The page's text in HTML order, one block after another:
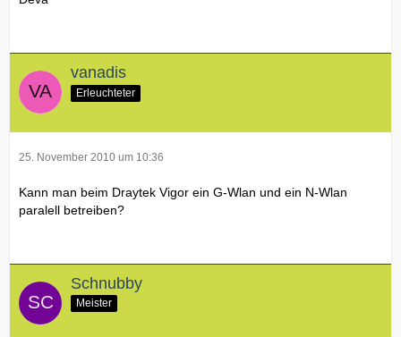
vanadis
Erleuchteter
25. November 2010 um 10:36
Kann man beim Draytek Vigor ein G-Wlan und ein N-Wlan
paralell betreiben?
Schnubby
Meister